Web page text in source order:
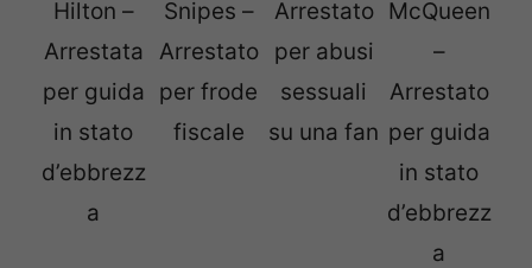
Hilton –
Arrestata
per guida
in stato
d’ebbrezz
a
Snipes –
Arrestato
per frode
fiscale
Arrestato
per abusi
sessuali
su una fan
McQueen
–
Arrestato
per guida
in stato
d’ebbrezz
a